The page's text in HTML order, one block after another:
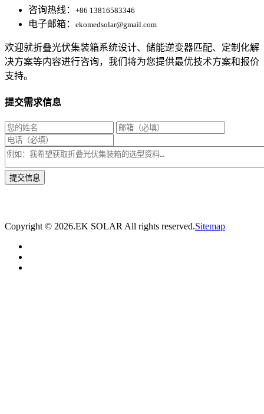
咨询热线： +86 13816583346
电子邮箱： ekomedsolar@gmail.com
欢迎就折叠光伏集装箱系统设计、储能逆变器匹配、定制化解
决方案等内容进行咨询，我们将为您提供最优技术方案和报价
支持。
提交需求信息
Copyright © 2026.EK SOLAR All rights reserved.Sitemap